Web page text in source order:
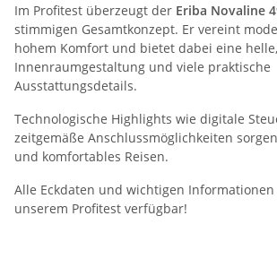
Im Profitest überzeugt der Eriba Novaline
stimmigen Gesamtkonzept. Er vereint
hohem Komfort und bietet dabei eine
Innenraumgestaltung und viele praktische
Ausstattungsdetails.
Technologische Highlights wie digitale
zeitgemäße Anschlussmöglichkeiten
und komfortables Reisen.
Alle Eckdaten und wichtigen
unserem Profitest verfügbar!